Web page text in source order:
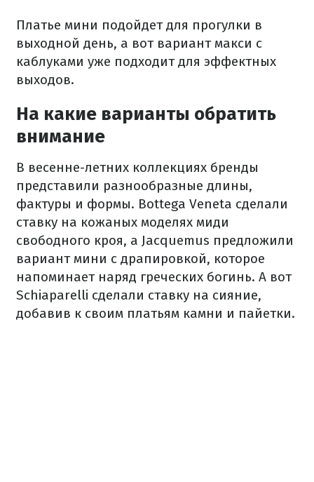
Платье мини подойдет для прогулки в
выходной день, а вот вариант макси с
каблуками уже подходит для эффектных
выходов.
На какие варианты обратить
внимание
В весенне-летних коллекциях бренды
представили разнообразные длины,
фактуры и формы. Bottega Veneta сделали
ставку на кожаных моделях миди
свободного кроя, а Jacquemus предложили
вариант мини с драпировкой, которое
напоминает наряд греческих богинь. А вот
Schiaparelli сделали ставку на сияние,
добавив к своим платьям камни и пайетки.